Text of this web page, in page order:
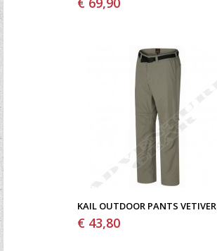
KAIL OUTDOOR PANTS VETIVER
€ 43,80